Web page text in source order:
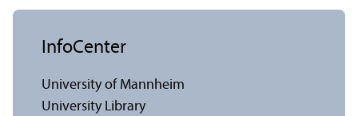
InfoCenter
University of Mannheim
University Library